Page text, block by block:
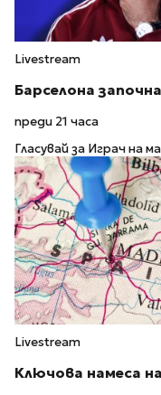
Livestream
Барселона
преди 21 часа
Гласувай за Играч на
Livestream
Ключова намеса